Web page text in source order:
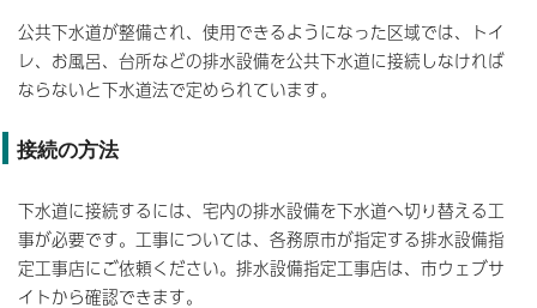
公共下水道が整備され、使用できるようになった区域では、トイ
レ、お風呂、台所などの排水設備を公共下水道に接続しなければ
ならないと下水道法で定められています。
接続の方法
下水道に接続するには、宅内の排水設備を下水道へ切り替える工
事が必要です。工事については、各務原市が指定する排水設備指
定工事店にご依頼ください。排水設備指定工事店は、市ウェブサ
イトから確認できます。